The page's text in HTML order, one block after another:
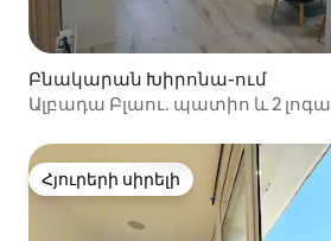
Բնակարան Խիրոնա-ում
Ալբադա Բլաու. պատիո և 2
Հյուրերի սիրելի
Հյուրերի սիրելի